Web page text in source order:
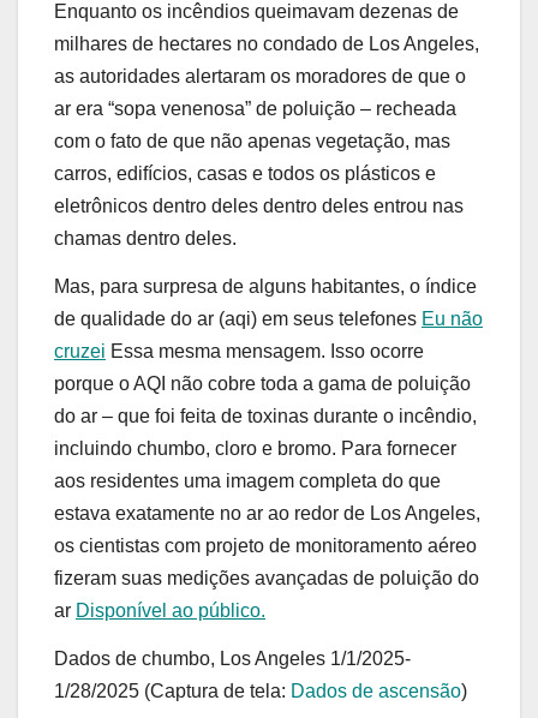
Enquanto os incêndios queimavam dezenas de
milhares de hectares no condado de Los Angeles,
as autoridades alertaram os moradores de que o
ar era “sopa venenosa” de poluição – recheada
com o fato de que não apenas vegetação, mas
carros, edifícios, casas e todos os plásticos e
eletrônicos dentro deles dentro deles entrou nas
chamas dentro deles.
Mas, para surpresa de alguns habitantes, o índice
de qualidade do ar (aqi) em seus telefones Eu não
cruzei Essa mesma mensagem. Isso ocorre
porque o AQI não cobre toda a gama de poluição
do ar – que foi feita de toxinas durante o incêndio,
incluindo chumbo, cloro e bromo. Para fornecer
aos residentes uma imagem completa do que
estava exatamente no ar ao redor de Los Angeles,
os cientistas com projeto de monitoramento aéreo
fizeram suas medições avançadas de poluição do
ar Disponível ao público.
Dados de chumbo, Los Angeles 1/1/2025-
1/28/2025 (Captura de tela: Dados de ascensão)